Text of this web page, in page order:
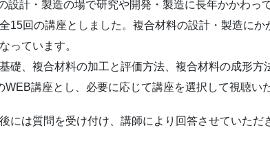
設計・製造の場で研究や開発・製造に長年かかわっ
15回の講座としました。複合材料の設計・製造に
っています。
礎、複合材料の加工と評価方法、複合材料の成形方
WEB講座とし、必要に応じて講座を選択して視聴い
には質問を受け付け、講師により回答させていただ